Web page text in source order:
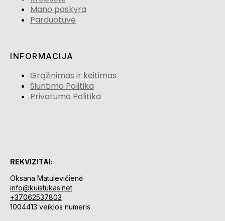
Mano paskyra
Parduotuvė
INFORMACIJA
Grąžinimas ir keitimas
Siuntimo Politika
Privatumo Politika
REKVIZITAI:
Oksana Matulevičienė
info@kuistukas.net
+37062537803
1004413 veiklos numeris.